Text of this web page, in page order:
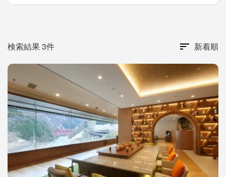
検索結果 3件 新着順